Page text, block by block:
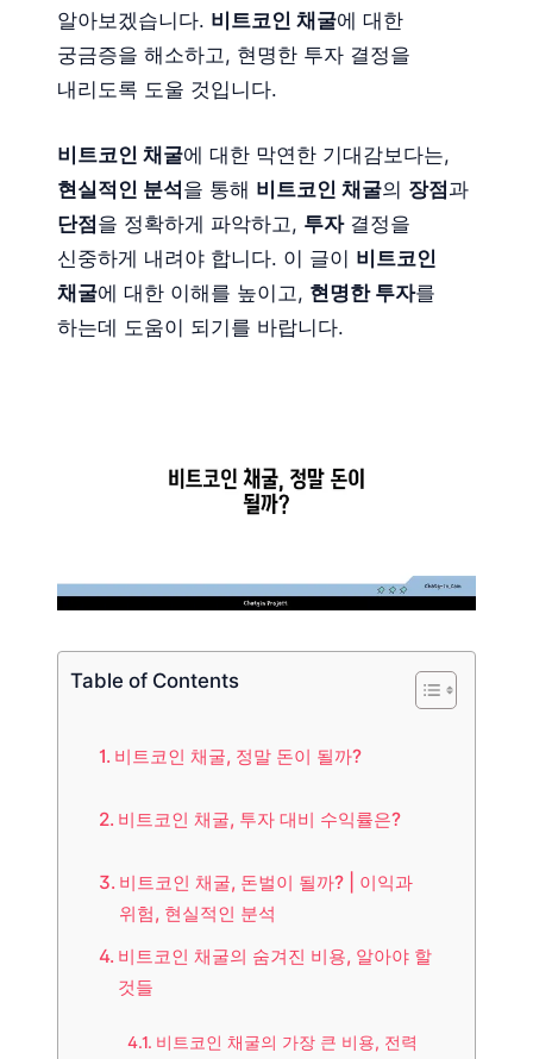
알아보겠습니다. 비트코인 채굴에 대한
궁금증을 해소하고, 현명한 투자 결정을
내리도록 도울 것입니다.
비트코인 채굴에 대한 막연한 기대감보다는,
현실적인 분석을 통해 비트코인 채굴의 장점과
단점을 정확하게 파악하고, 투자결정을
신중하게 내려야 합니다. 이 글이 비트코인
채굴에 대한 이해를 높이고, 현명한 투자를
하는데 도움이 되기를 바랍니다.
Table of Contents
비트코인 채굴, 정말 돈이 될까?
비트코인 채굴, 투자 대비 수익률은?
비트코인 채굴, 돈벌이 될까? | 이익과
위험, 현실적인 분석
비트코인 채굴의 숨겨진 비용, 알아야 할
것들
비트코인 채굴의 가장 큰 비용, 전력